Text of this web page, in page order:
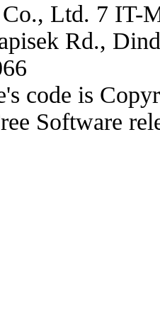
Ltd. 7 IT-
Rd.,
code is
Software